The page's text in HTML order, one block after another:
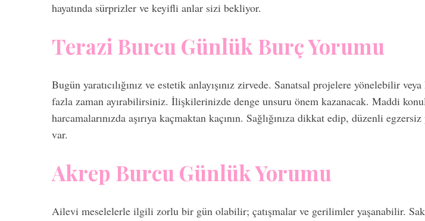
hayatında sürprizler ve keyifli anlar sizi bekliyor.
Terazi Burcu Günlük Burç Yorumu
Bugün yaratıcılığınız ve estetik anlayışınız zirvede. Sanatsal projelere yönelebilir
fazla zaman ayırabilirsiniz. İlişkilerinizde denge unsuru önem kazanacak. Maddi
harcamalarınızda aşırıya kaçmaktan kaçının. Sağlığınıza dikkat edip, düzenli
var.
Akrep Burcu Günlük Yorumu
Ailevi meselelerle ilgili zorlu bir gün olabilir; çatışmalar ve gerilimler yaşanabilir.